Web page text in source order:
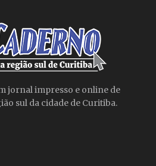
jornal impresso e online de
sul da cidade de Curitiba.